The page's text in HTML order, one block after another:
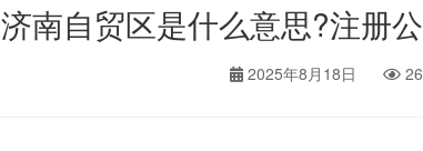
济南自贸区是什么意思?注册
2025年8月18日